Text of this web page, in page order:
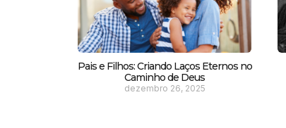
Pais e Filhos: Criando Laços Eternos no
Caminho de Deus
dezembro 26, 2025